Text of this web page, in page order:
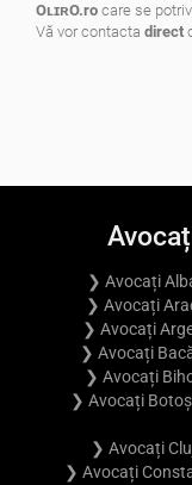
OʟɪʀO.ro care se
Vă vor contacta direct
❯ Avocați
❯ Avocați
❯ Avocați
❯ Avocați
❯ Avocați
❯ Avocați
❯ Avocați
❯ Avocați